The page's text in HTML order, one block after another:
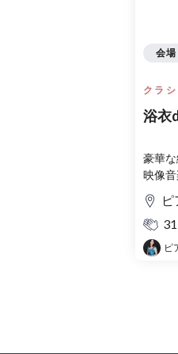
クラ
浴衣
豪華
映像
31
ピ
会